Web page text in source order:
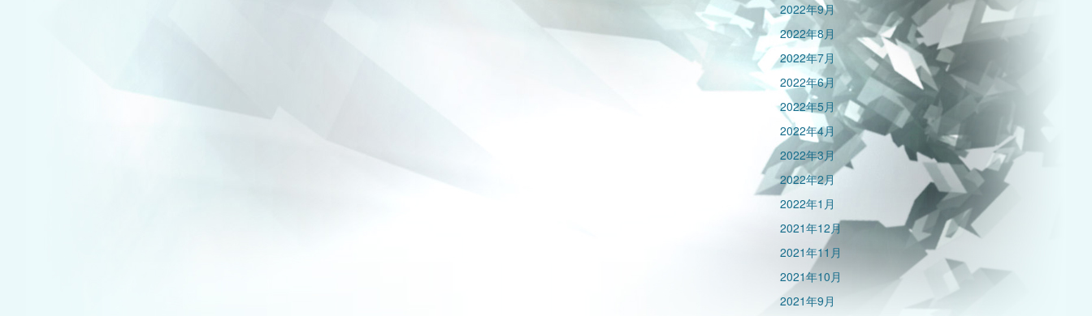
2022年9月
2022年8月
2022年7月
2022年6月
2022年5月
2022年4月
2022年3月
2022年2月
2022年1月
2021年12月
2021年11月
2021年10月
2021年9月